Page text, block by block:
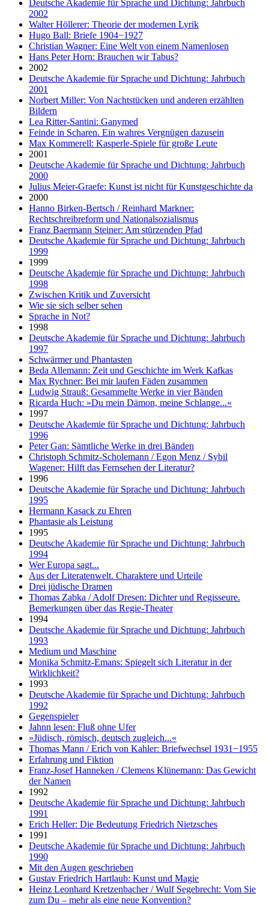
Deutsche Akademie für Sprache und Dichtung: Jahrbuch
2002
Walter Höllerer: Theorie der modernen Lyrik
Hugo Ball: Briefe 1904−1927
Christian Wagner: Eine Welt von einem Namenlosen
Hans Peter Horn: Brauchen wir Tabus?
2002
Deutsche Akademie für Sprache und Dichtung: Jahrbuch
2001
Norbert Miller: Von Nachtstücken und anderen erzählten
Bildern
Lea Ritter-Santini: Ganymed
Feinde in Scharen. Ein wahres Vergnügen dazusein
Max Kommerell: Kasperle-Spiele für große Leute
2001
Deutsche Akademie für Sprache und Dichtung: Jahrbuch
2000
Julius Meier-Graefe: Kunst ist nicht für Kunstgeschichte da
2000
Hanno Birken-Bertsch / Reinhard Markner:
Rechtschreibreform und Nationalsozialismus
Franz Baermann Steiner: Am stürzenden Pfad
Deutsche Akademie für Sprache und Dichtung: Jahrbuch
1999
1999
Deutsche Akademie für Sprache und Dichtung: Jahrbuch
1998
Zwischen Kritik und Zuversicht
Wie sie sich selber sehen
Sprache in Not?
1998
Deutsche Akademie für Sprache und Dichtung: Jahrbuch
1997
Schwärmer und Phantasten
Beda Allemann: Zeit und Geschichte im Werk Kafkas
Max Rychner: Bei mir laufen Fäden zusammen
Ludwig Strauß: Gesammelte Werke in vier Bänden
Ricarda Huch: »Du mein Dämon, meine Schlange...«
1997
Deutsche Akademie für Sprache und Dichtung: Jahrbuch
1996
Peter Gan: Sämtliche Werke in drei Bänden
Christoph Schmitz-Scholemann / Egon Menz / Sybil
Wagener: Hilft das Fernsehen der Literatur?
1996
Deutsche Akademie für Sprache und Dichtung: Jahrbuch
1995
Hermann Kasack zu Ehren
Phantasie als Leistung
1995
Deutsche Akademie für Sprache und Dichtung: Jahrbuch
1994
Wer Europa sagt...
Aus der Literatenwelt. Charaktere und Urteile
Drei jüdische Dramen
Thomas Zabka / Adolf Dresen: Dichter und Regisseure.
Bemerkungen über das Regie-Theater
1994
Deutsche Akademie für Sprache und Dichtung: Jahrbuch
1993
Medium und Maschine
Monika Schmitz-Emans: Spiegelt sich Literatur in der
Wirklichkeit?
1993
Deutsche Akademie für Sprache und Dichtung: Jahrbuch
1992
Gegenspieler
Jahnn lesen: Fluß ohne Ufer
»Jüdisch, römisch, deutsch zugleich...«
Thomas Mann / Erich von Kahler: Briefwechsel 1931−1955
Erfahrung und Fiktion
Franz-Josef Hanneken / Clemens Klünemann: Das Gewicht
der Namen
1992
Deutsche Akademie für Sprache und Dichtung: Jahrbuch
1991
Erich Heller: Die Bedeutung Friedrich Nietzsches
1991
Deutsche Akademie für Sprache und Dichtung: Jahrbuch
1990
Mit den Augen geschrieben
Gustav Friedrich Hartlaub: Kunst und Magie
Heinz Leonhard Kretzenbacher / Wulf Segebrecht: Vom Sie
zum Du – mehr als eine neue Konvention?